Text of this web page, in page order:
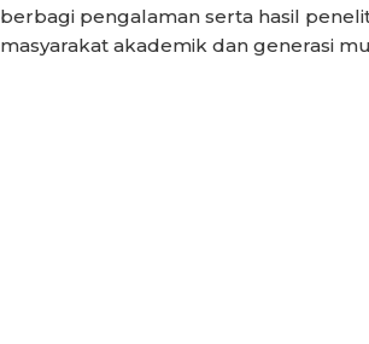
berbagi pengalaman serta hasil
masyarakat akademik dan generasi